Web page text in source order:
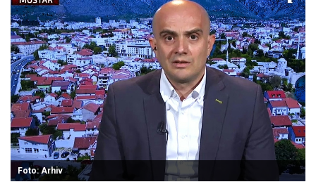
Foto: Arhiv